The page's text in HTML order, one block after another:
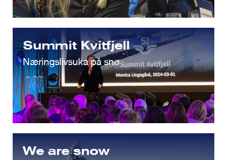
Summit Kvitfjell
Næringslivsuka på snø
We are snow